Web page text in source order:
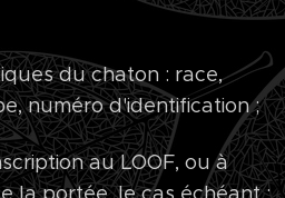
du chaton : race,
numéro d'identification ;
au LOOF, ou à